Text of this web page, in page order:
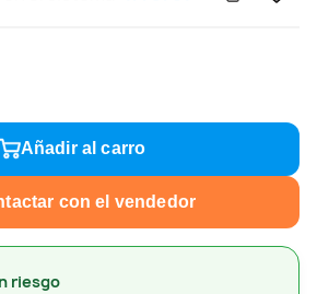
riesgo
Añadir al carro
con el vendedor